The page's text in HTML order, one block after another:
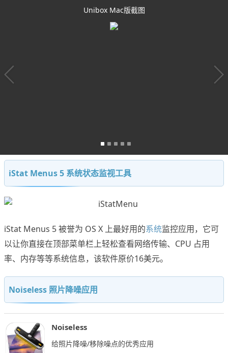
Unibox Mac版截图
iStat Menus 5 系统状态监视工具
iStat Menus 5 被誉为 OS X 上最好用的系统监控应用，它可
以让你直接在顶部菜单栏上轻松查看网络传输、CPU 占用
率、内存等等系统信息，该软件原价16美元。
Noiseless 照片降噪应用
Noiseless
给照片降噪/移除噪点的优秀应用